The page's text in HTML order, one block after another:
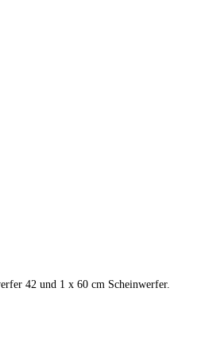
42 und 1 x 60 cm Scheinwerfer.